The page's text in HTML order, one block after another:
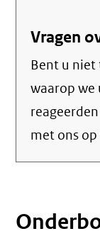
Vragen
Bent u
waarop we
met ons op